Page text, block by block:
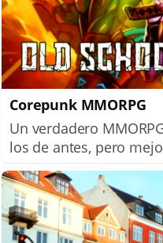
Corepunk MMORPG
Un verdadero
los de antes, pero